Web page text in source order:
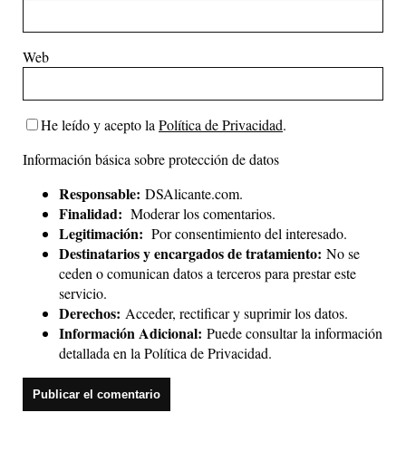
Web
He leído y acepto la Política de Privacidad.
Información básica sobre protección de datos
Responsable: DSAlicante.com.
Finalidad: Moderar los comentarios.
Legitimación: Por consentimiento del interesado.
Destinatarios y encargados de tratamiento: No se
ceden o comunican datos a terceros para prestar este
servicio.
Derechos: Acceder, rectificar y suprimir los datos.
Información Adicional: Puede consultar la información
detallada en la Política de Privacidad.